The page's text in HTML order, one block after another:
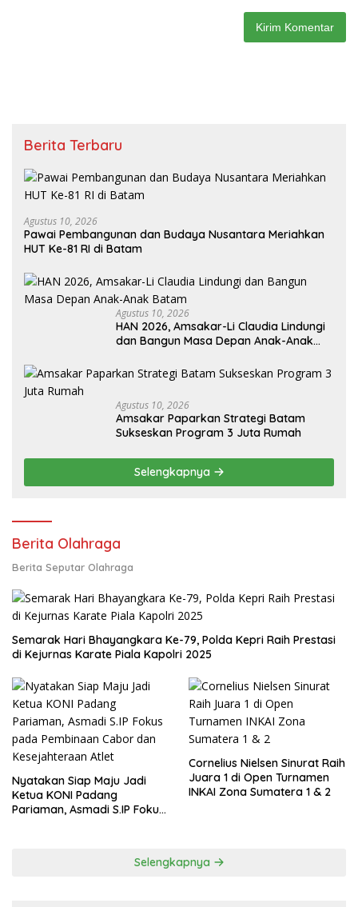
Berita Terbaru
Agustus 10, 2026
Pawai Pembangunan dan Budaya Nusantara Meriahkan
HUT Ke-81 RI di Batam
Agustus 10, 2026
HAN 2026, Amsakar-Li Claudia Lindungi
dan Bangun Masa Depan Anak-Anak
Agustus 10, 2026
Amsakar Paparkan Strategi Batam
Sukseskan Program 3 Juta Rumah
Selengkapnya
Berita Olahraga
Berita Seputar Olahraga
Semarak Hari Bhayangkara Ke-79, Polda Kepri Raih Prestasi
di Kejurnas Karate Piala Kapolri 2025
Nyatakan Siap Maju Jadi
Ketua KONI Padang
Pariaman, Asmadi S.IP Fokus
Cornelius Nielsen Sinurat Raih
Juara 1 di Open Turnamen
INKAI Zona Sumatera 1 & 2
Selengkapnya